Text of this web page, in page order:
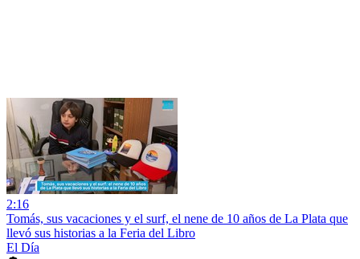
2:16
Tomás, sus vacaciones y el surf, el nene de 10 años de La Plata que
llevó sus historias a la Feria del Libro
El Día